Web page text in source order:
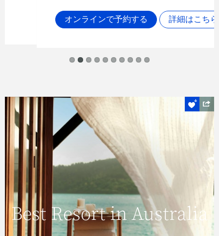
オンラインで予約する 詳細はこちら
Best Resort in Australia
qualia voted
Best Resort in
Australia
高級リゾート、クオリアは最新のHMアワー